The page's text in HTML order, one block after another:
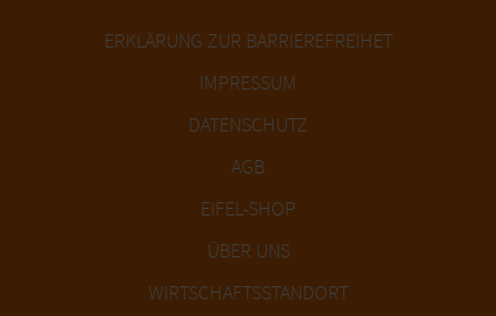
ERKLÄRUNG ZUR BARRIEREFREIHET
IMPRESSUM
DATENSCHUTZ
AGB
EIFEL-SHOP
ÜBER UNS
WIRTSCHAFTSSTANDORT